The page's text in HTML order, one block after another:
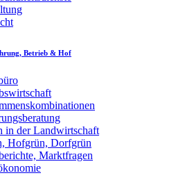
Betrieb & Hof
in der Landwirtschaft
Hofgrün, Dorfgrün
Marktfragen